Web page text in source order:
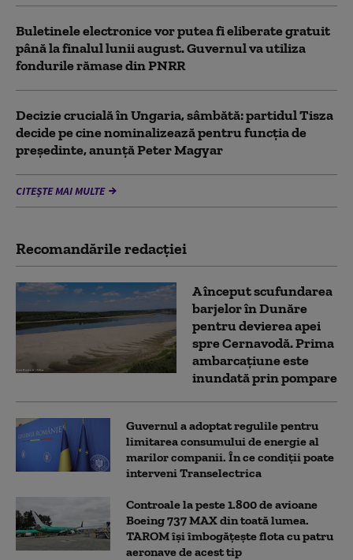
Buletinele electronice vor putea fi eliberate gratuit
până la finalul lunii august. Guvernul va utiliza
fondurile rămase din PNRR
Decizie crucială în Ungaria, sâmbătă: partidul Tisza
decide pe cine nominalizează pentru funcția de
președinte, anunță Peter Magyar
CITEȘTE MAI MULTE
Recomandările redacţiei
A început scufundarea
barjelor în Dunăre
pentru devierea apei
spre Cernavodă. Prima
ambarcațiune este
inundată prin pompare
Guvernul a adoptat regulile pentru
limitarea consumului de energie al
marilor companii. În ce condiții poate
interveni Transelectrica
Controale la peste 1.800 de avioane
Boeing 737 MAX din toată lumea.
TAROM își îmbogățește flota cu patru
aeronave de acest tip